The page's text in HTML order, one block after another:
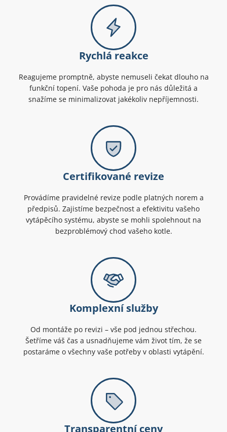
Rychlá reakce
Reagujeme promptně, abyste nemuseli čekat dlouho na
funkční topení. Vaše pohoda je pro nás důležitá a
snažíme se minimalizovat jakékoliv nepříjemnosti.
Certifikované revize
Provádíme pravidelné revize podle platných norem a
předpisů. Zajistíme bezpečnost a efektivitu vašeho
vytápěcího systému, abyste se mohli spolehnout na
bezproblémový chod vašeho kotle.
Komplexní služby
Od montáže po revizi – vše pod jednou střechou.
Šetříme váš čas a usnadňujeme vám život tím, že se
postaráme o všechny vaše potřeby v oblasti vytápění.
Transparentní ceny